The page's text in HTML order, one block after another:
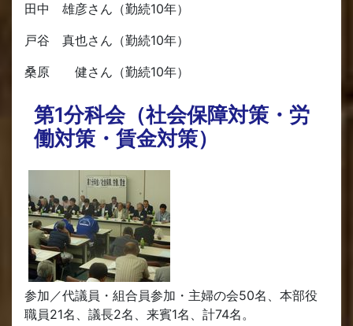
田中 雄彦さん（勤続10年）
戸谷 真也さん（勤続10年）
桑原 健さん（勤続10年）
第1分科会（社会保障対策・労
働対策・賃金対策）
参加／代議員・組合員参加・主婦の会50名、本部役
職員21名、議長2名、来賓1名、計74名。